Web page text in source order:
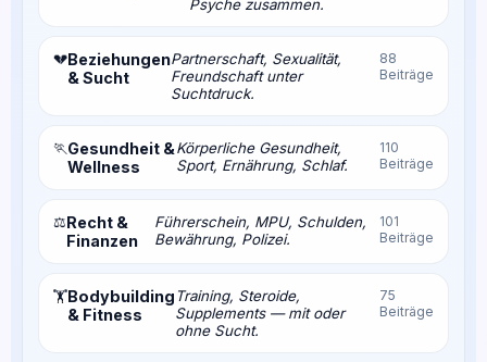
Psyche zusammen.
💔Beziehungen
& Sucht
Partnerschaft, Sexualität,
Freundschaft unter
Suchtdruck.
88
Beiträge
🏃Gesundheit &
Wellness
Körperliche Gesundheit,
Sport, Ernährung, Schlaf.
110
Beiträge
⚖️Recht &
Finanzen
Führerschein, MPU, Schulden,
Bewährung, Polizei.
101
Beiträge
🏋️Bodybuilding
& Fitness
Training, Steroide,
Supplements — mit oder
ohne Sucht.
75
Beiträge